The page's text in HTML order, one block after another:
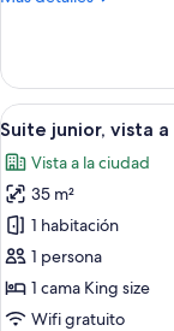
la
junior,
vista
a
ciudad
Ver
todas
las
fotos
de
Suite
junior,
vista
5
Suite junior, vista
Vista a la ciudad
35 m²
1 habitación
1 persona
1 cama King size
Wifi gratuito